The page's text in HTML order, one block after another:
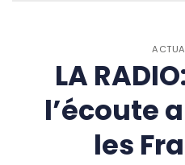
LA
l’écoute
les